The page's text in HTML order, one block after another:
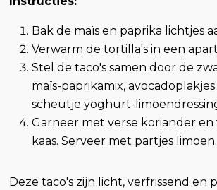
Bak de maïs en paprika lichtjes
Verwarm de tortilla's in een
Stel de taco's samen door de
maïs-paprikamix,
scheutje yoghurt-
Garneer met verse koriander
kaas. Serveer met partjes limoen.
Deze taco's zijn licht, verfrissend en